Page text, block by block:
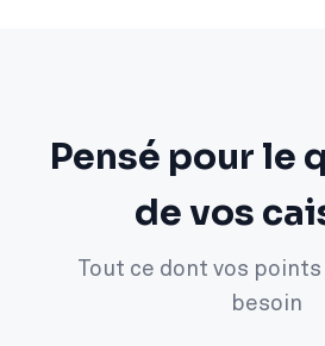
Pensé pour le
de vos
Tout ce dont vos
besoin